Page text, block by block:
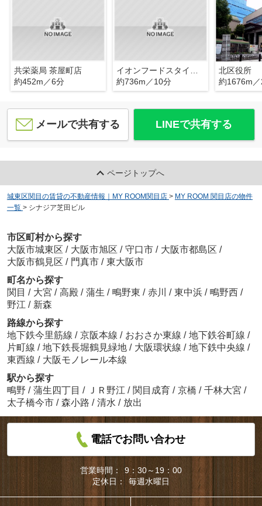
共栄薬局 茶屋町店
約452m／6分
約736m／10分
北区役所
約1676m
メールで共有する LINEで共有する
ページトップへ
城東区関目の賃貸の不動産情報｜MY ROOM関目店 > MY ROOM 関目店の物件
一覧 > シナジア芝田ビル
市区町村から探す
大阪市城東区 / 大阪市旭区 / 守口市 / 大阪市都島区 /
大阪市鶴見区 / 門真市 / 東大阪市
町名から探す
関目 / 大宮 / 高殿 / 蒲生 / 鴫野東 / 赤川 / 東中浜 / 鴫野西 /
野江 / 新森
路線から探す
地下鉄今里筋線 / 京阪本線 / おおさか東線 / 地下鉄谷町線 /
片町線 / 地下鉄長堀鶴見緑地 / 大阪環状線 / 地下鉄中央線 /
東西線 / 大阪モノレール本線
駅から探す
鴫野 / 蒲生四丁目 / ＪＲ野江 / 関目成育 / 京橋 / 千林大宮 /
太子橋今市 / 森小路 / 清水 / 放出
電話でお問い合わせ
営業時間：
9：30～19：00
定休日：
毎週水曜日